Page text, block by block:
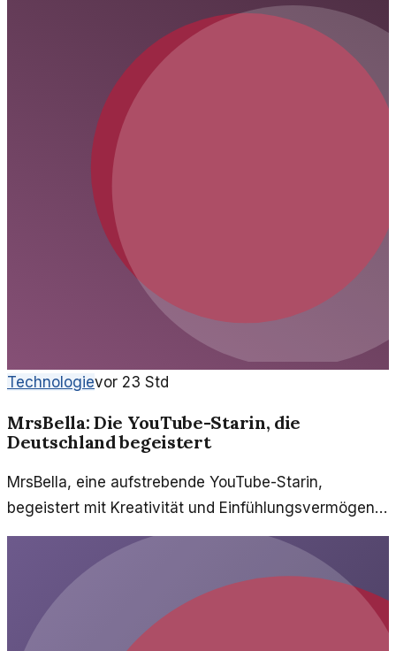
Technologievor 23 Std
MrsBella: Die YouTube-Starin, die
Deutschland begeistert
MrsBella, eine aufstrebende YouTube-Starin,
begeistert mit Kreativität und Einfühlungsvermögen.
Ihre Inhalte sprechen eine breite Zielgruppe an und
machen sie zu einem Phänomen in Deutschland.